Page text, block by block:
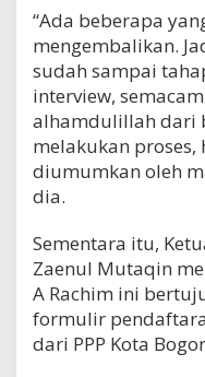
“Ada beberapa
mengembalikan.
sudah sampai
interview,
alhamdulillah dari
melakukan
diumumkan oleh
dia.
Sementara itu,
Zaenul Mutaqin
A Rachim ini
formulir
dari PPP Kota